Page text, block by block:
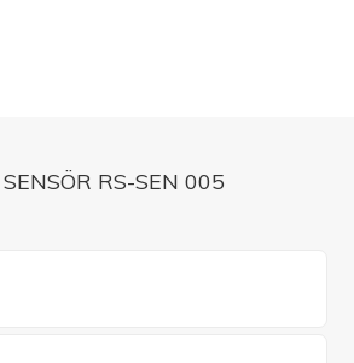
RS-SEN 005